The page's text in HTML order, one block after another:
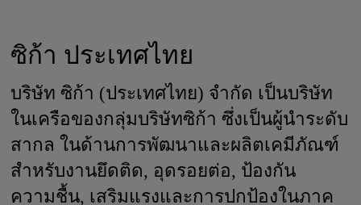
ซิก้า ประเทศไทย
บริษัท ซิก้า (ประเทศไทย) จำกัด เป็นบริษัท
ในเครือของกลุ่มบริษัทซิก้า ซึ่งเป็นผู้นำระดับ
สากล ในด้านการพัฒนาและผลิตเคมีภัณฑ์
สำหรับงานยึดติด, อุดรอยต่อ, ป้องกัน
ความชื้น, เสริมแรงและการปกป้องในภาค